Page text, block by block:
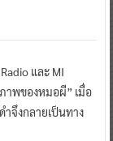
และ MI
าพของหมอผี” เมื่อ
จึงกลายเป็นทาง